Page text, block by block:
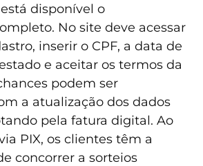
disponível o
No site deve acessar
inserir o CPF, a data de
e aceitar os termos da
podem ser
a atualização dos dados
pela fatura digital. Ao
PIX, os clientes têm a
concorrer a sorteios